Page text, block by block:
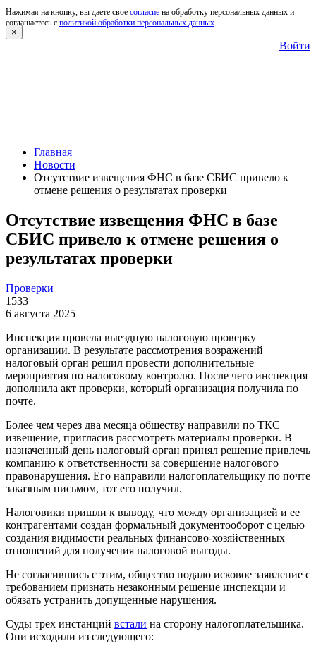
Нажимая на кнопку, вы даете свое согласие на обработку персональных данных и
соглашаетесь с политикой обработки персональных данных
×
Войти
Главная
Новости
Отсутствие извещения ФНС в базе СБИС привело к
отмене решения о результатах проверки
Отсутствие извещения ФНС в базе
СБИС привело к отмене решения о
результатах проверки
Проверки
1533
6 августа 2025
Инспекция провела выездную налоговую проверку
организации. В результате рассмотрения возражений
налоговый орган решил провести дополнительные
мероприятия по налоговому контролю. После чего инспекция
дополнила акт проверки, который организация получила по
почте.
Более чем через два месяца обществу направили по ТКС
извещение, пригласив рассмотреть материалы проверки. В
назначенный день налоговый орган принял решение привлечь
компанию к ответственности за совершение налогового
правонарушения. Его направили налогоплательщику по почте
заказным письмом, тот его получил.
Налоговики пришли к выводу, что между организацией и ее
контрагентами создан формальный документооборот с целью
создания видимости реальных финансово-хозяйственных
отношений для получения налоговой выгоды.
Не согласившись с этим, общество подало исковое заявление с
требованием признать незаконным решение инспекции и
обязать устранить допущенные нарушения.
Суды трех инстанций встали на сторону налогоплательщика.
Они исходили из следующего: